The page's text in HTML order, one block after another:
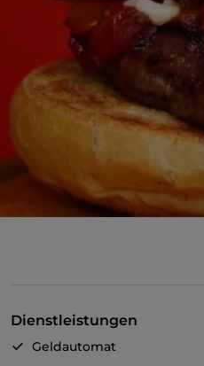
Dienstleistungen
Geldautomat